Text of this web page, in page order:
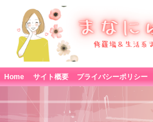
Home サイト概要 プライバシーポリシー